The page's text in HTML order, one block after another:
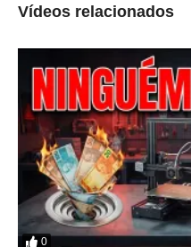
Vídeos relacionados
0